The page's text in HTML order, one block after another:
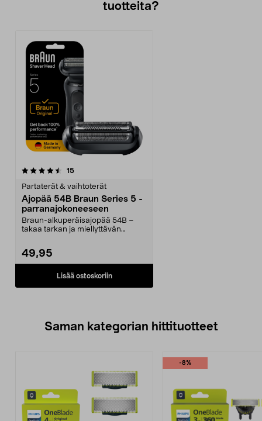
tuotteita?
15arvostelut
Partaterät & vaihtoterät
Ajopää 54B Braun Series 5 -
parranajokoneeseen
Braun-alkuperäisajopää 54B –
takaa tarkan ja miellyttävän
49,95
Lisää ostoskoriin
Saman kategorian hittituotteet
-8%